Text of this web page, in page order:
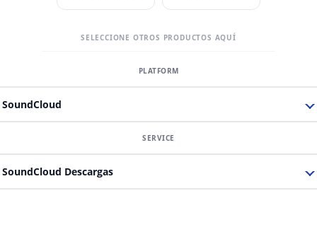
SELECCIONE OTROS PRODUCTOS AQUÍ
SoundCloud
SoundCloud Descargas